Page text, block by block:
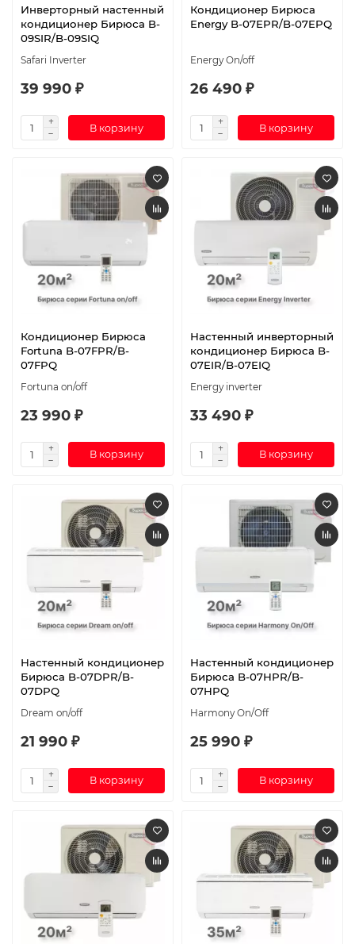
Инверторный настенный
кондиционер Бирюса B-
09SIR/B-09SIQ
Safari Inverter
39 990 ₽
В корзину
Кондиционер Бирюса
Energy B-07EPR/B-07EPQ
Energy On/off
26 490 ₽
В корзину
Кондиционер Бирюса
Fortuna B-07FPR/B-
07FPQ
Fortuna on/off
23 990 ₽
В корзину
Настенный инверторный
кондиционер Бирюса B-
07EIR/B-07EIQ
Energy inverter
33 490 ₽
В корзину
Настенный кондиционер
Бирюса B-07DPR/B-
07DPQ
Dream on/off
21 990 ₽
В корзину
Настенный кондиционер
Бирюса B-07HPR/B-
07HPQ
Harmony On/Off
25 990 ₽
В корзину